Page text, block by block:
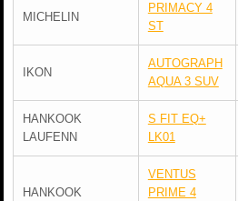
MICHELIN
PRIMACY 4
ST
IKON
AUTOGRAPH
AQUA 3 SUV
HANKOOK
LAUFENN
S FIT EQ+
LK01
HANKOOK
VENTUS
PRIME 4